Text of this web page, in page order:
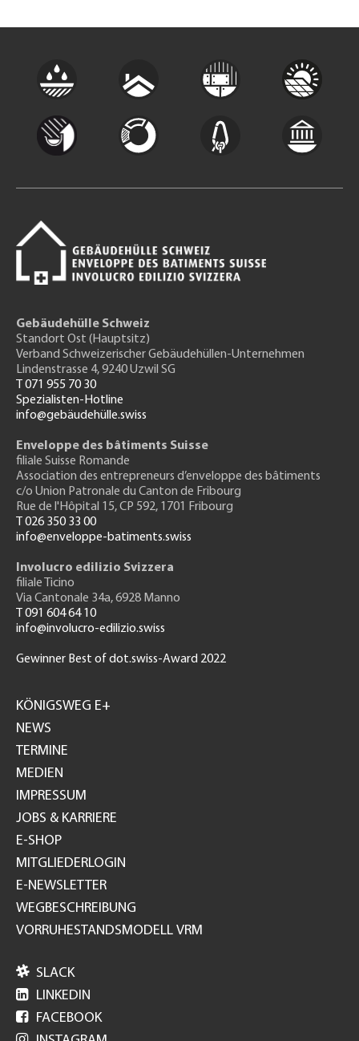
Gebäudehülle Schweiz
Standort Ost (Hauptsitz)
Verband Schweizerischer Gebäudehüllen-Unternehmen
Lindenstrasse 4, 9240 Uzwil SG
T 071 955 70 30
Spezialisten-Hotline
info@gebäudehülle.swiss
Enveloppe des bâtiments Suisse
filiale Suisse Romande
Association des entrepreneurs d’enveloppe des bâtiments
c/o Union Patronale du Canton de Fribourg
Rue de l'Hôpital 15, CP 592, 1701 Fribourg
T 026 350 33 00
info@enveloppe-batiments.swiss
Involucro edilizio Svizzera
filiale Ticino
Via Cantonale 34a, 6928 Manno
T 091 604 64 10
info@involucro-edilizio.swiss
Gewinner Best of dot.swiss-Award 2022
GH
KÖNIGSWEG E+
NEWS
TERMINE
MEDIEN
IMPRESSUM
JOBS & KARRIERE
E-SHOP
MITGLIEDERLOGIN
E-NEWSLETTER
WEGBESCHREIBUNG
VORRUHESTANDSMODELL VRM
 SLACK
 LINKEDIN
 FACEBOOK